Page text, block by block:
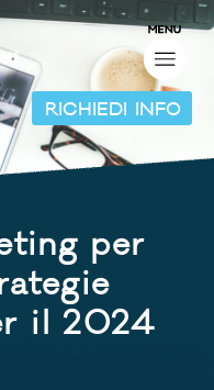
RICHIEDI INFO
per
il 2024